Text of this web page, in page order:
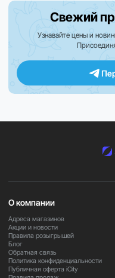
активность,
показатели здоровья,
физическое
повседневный стиль и
watchOS
Увеличенная
часы в течение всего
постоянном
Важно
Свежий
Узнавайте цены и
О компании
Адреса магазинов
Акции и новости
Правила розыгрышей
Блог
Обратная связь
Политика конфиденциальности
Публичная оферта iCity